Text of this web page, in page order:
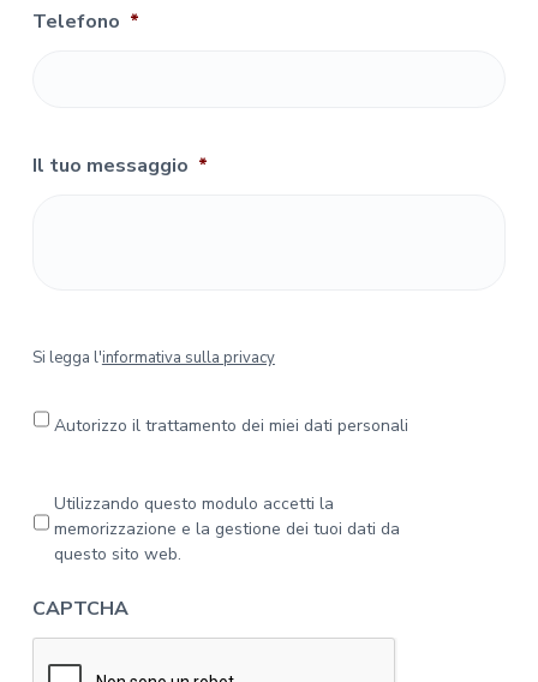
Telefono *
Il tuo messaggio *
S
e
l
f
o
Si legga l'informativa sulla privacy
Autorizzo il trattamento dei miei dati personali
r
a
c
y
*
Utilizzando questo modulo accetti la
memorizzazione e la gestione dei tuoi dati da
questo sito web.
CAPTCHA